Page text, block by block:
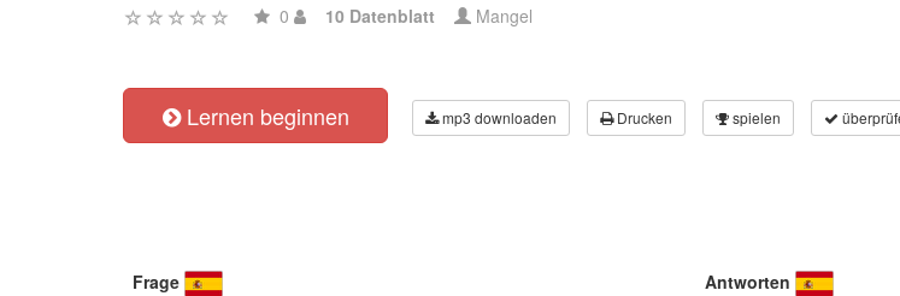
0 10 Datenblatt Mangel
Lernen beginnen mp3 downloaden Drucken spielen
Frage Antworten